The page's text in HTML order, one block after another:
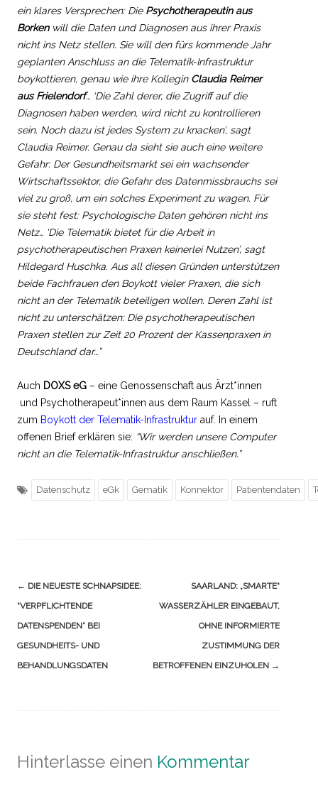
ein klares Versprechen: Die Psychotherapeutin aus
Borkenwill die Daten und Diagnosen aus ihrer Praxis
nicht ins Netz stellen. Sie will den fürs kommende Jahr
geplanten Anschluss an die Telematik-Infrastruktur
boykottieren, genau wie ihre Kollegin Claudia Reimer
aus Frielendorf… ‘Die Zahl derer, die Zugriff auf die
Diagnosen haben werden, wird nicht zu kontrollieren
sein. Noch dazu ist jedes System zu knacken’, sagt
Claudia Reimer. Genau da sieht sie auch eine weitere
Gefahr: Der Gesundheitsmarkt sei ein wachsender
Wirtschaftssektor, die Gefahr des Datenmissbrauchs sei
viel zu groß, um ein solches Experiment zu wagen. Für
sie steht fest: Psychologische Daten gehören nicht ins
Netz… ‘Die Telematik bietet für die Arbeit in
psychotherapeutischen Praxen keinerlei Nutzen’, sagt
Hildegard Huschka. Aus all diesen Gründen unterstützen
beide Fachfrauen den Boykott vieler Praxen, die sich
nicht an der Telematik beteiligen wollen. Deren Zahl ist
nicht zu unterschätzen: Die psychotherapeutischen
Praxen stellen zur Zeit 20 Prozent der Kassenpraxen in
Deutschland dar…”
Auch DOXS eG – eine Genossenschaft aus Ärzt*innen
und Psychotherapeut*innen aus dem Raum Kassel – ruft
zum Boykott der Telematik-Infrastruktur auf. In einem
offenen Brief erklären sie: “Wir werden unsere Computer
nicht an die Telematik-Infrastruktur anschließen.”
Datenschutz eGk Gematik Konnektor Patientendaten
Navigation
(Beiträge)
← DIE NEUESTE SCHNAPSIDEE:
“VERPFLICHTENDE
DATENSPENDEN” BEI
GESUNDHEITS- UND
BEHANDLUNGSDATEN
SAARLAND: „SMARTE“
WASSERZÄHLER EINGEBAUT,
OHNE INFORMIERTE
ZUSTIMMUNG DER
BETROFFENEN EINZUHOLEN →
Hinterlasse einen Kommentar